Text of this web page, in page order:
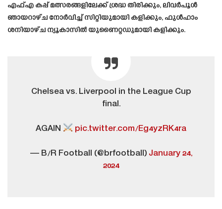
എഫ്‌എ കപ്പ് മത്സരങ്ങളിലേക്ക് ശ്രദ്ധ തിരിക്കും, ലിവർപൂൾ
ഞായറാഴ്ച നോർവിച്ച് സിറ്റിയുമായി കളിക്കും, ഫുൾഹാം
ശനിയാഴ്ച ന്യൂകാസിൽ യുണൈറ്റഡുമായി കളിക്കും.
Chelsea vs. Liverpool in the League Cup
final.
AGAIN pic.twitter.com/Eg4yzRK4ra
— B/R Football (@brfootball) January 24,
2024